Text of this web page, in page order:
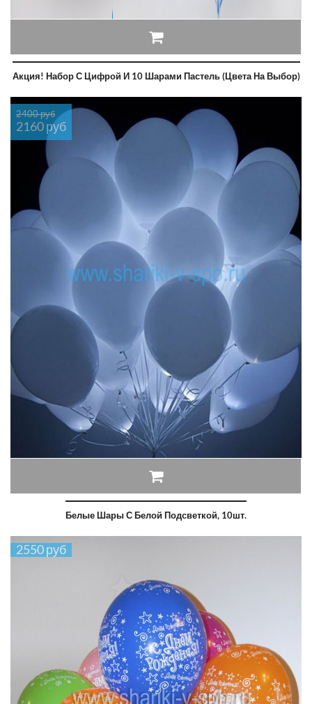
Акция! Набор С Цифрой И 10 Шарами Пастель (цвета На Выбор)
2400 руб
2160 руб
Белые Шары С Белой Подсветкой, 10шт.
2550 руб